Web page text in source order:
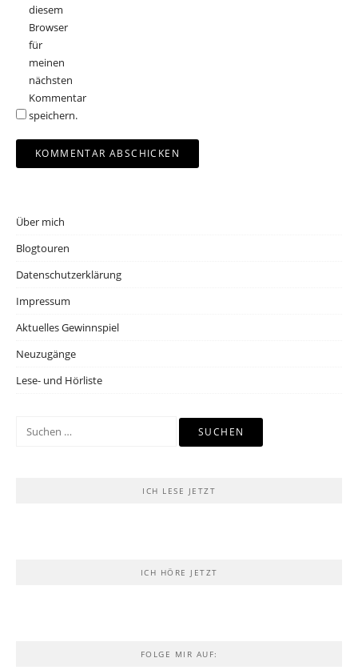
diesem
Browser
für
meinen
nächsten
Kommentar
speichern.
Über mich
Blogtouren
Datenschutzerklärung
Impressum
Aktuelles Gewinnspiel
Neuzugänge
Lese- und Hörliste
Suchen
ICH LESE JETZT
ICH HÖRE JETZT
FOLGE MIR AUF: